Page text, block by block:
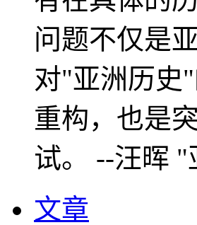
问题不仅是
对"亚洲历史
重构，也是
试。 --汪晖
文章